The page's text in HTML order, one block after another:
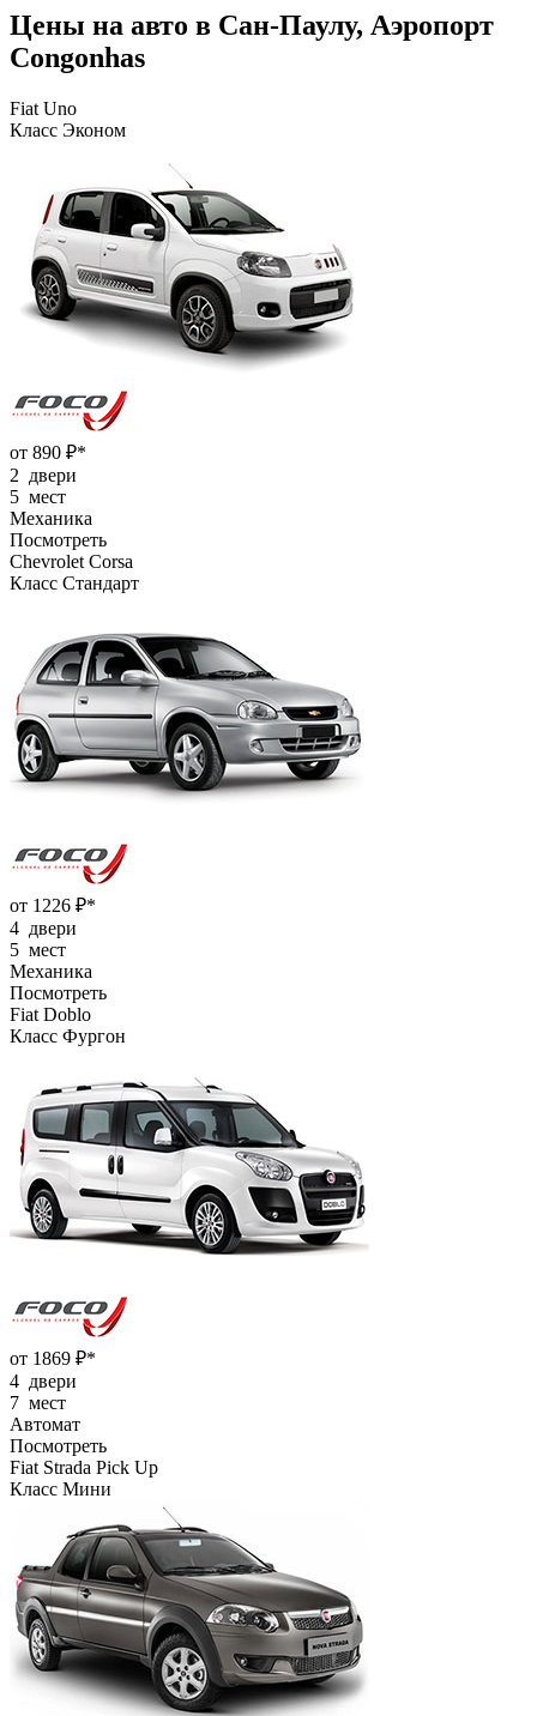
Цены на авто в Сан-Паулу, Аэропорт
Congonhas
Fiat Uno
Класс Эконом
от 890 ₽*
2 двери
5 мест
Механика
Посмотреть
Chevrolet Corsa
Класс Стандарт
от 1226 ₽*
4 двери
5 мест
Механика
Посмотреть
Fiat Doblo
Класс Фургон
от 1869 ₽*
4 двери
7 мест
Автомат
Посмотреть
Fiat Strada Pick Up
Класс Мини